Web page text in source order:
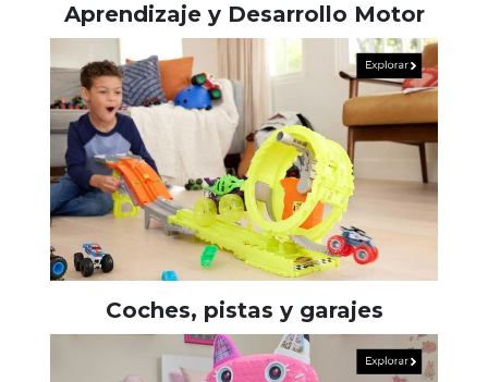
Aprendizaje y Desarrollo Motor
Coches, pistas y garajes